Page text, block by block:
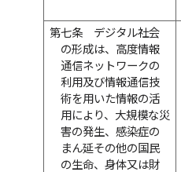
第七条
デジタル社会
の形成は、高度情報
通信ネットワークの
利用及び情報通信技
術を用いた情報の活
用により、大規模な災
害の発生、感染症の
まん延その他の国民
の生命、身体又は財